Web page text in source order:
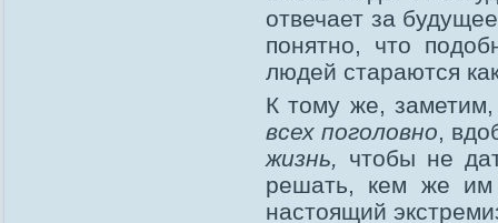
отвечает за
понятно, что
людей стараются
К тому же,
всех поголовно,
жизнь, чтобы не
решать, кем же им
настоящий